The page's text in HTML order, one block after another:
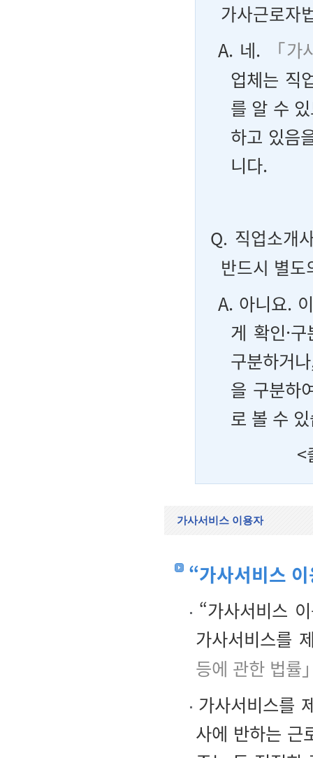
가사근로자
A. 네.
「
업체는 직
를 알 수
하고 있음
니다.
Q. 직업소개
반드시 별
A. 아니요.
게 확인·
구분하거
을 구분하
로 볼 수
<
가사서비스 이용자
“가사서비스
“가사서비스
가사서비스를
등에 관한 법률
가사서비스를
사에 반하는 근